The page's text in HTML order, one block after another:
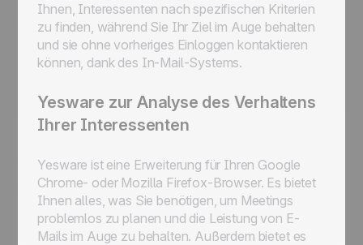
Ihnen, Interessenten nach spezifischen Kriterien
zu finden, während Sie Ihr Ziel im Auge behalten
und sie ohne vorheriges Einloggen kontaktieren
können, dank des In-Mail-Systems.
Yesware zur Analyse des Verhaltens
Ihrer Interessenten
Yesware ist eine Erweiterung für Ihren Google
Chrome- oder Mozilla Firefox-Browser. Es bietet
Ihnen alles, was Sie benötigen, um Meetings
problemlos zu planen und die Leistung von E-
Mails im Auge zu behalten. Außerdem bietet es